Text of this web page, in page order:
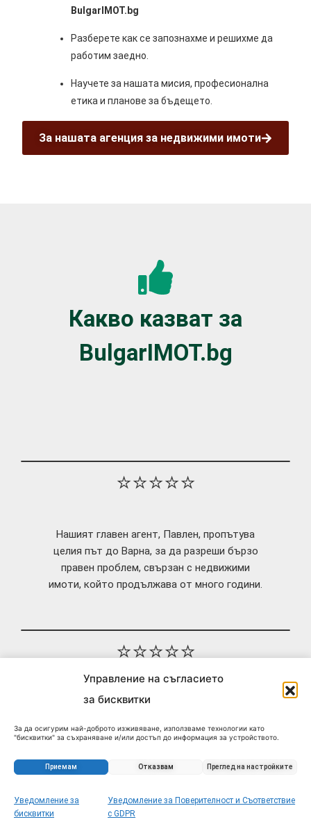
Управление на съгласието
за бисквитки
За да осигурим най-доброто изживяване, използваме технологии като
"бисквитки" за съхраняване и/или достъп до информация за устройството.
Несъгласието или оттеглянето на съгласието може да се отрази
неблагоприятно на определени функции и характеристики.
Приемам Отказвам Преглед на настройките
Уведомление за
бисквитки
Уведомление за Поверителност и Съответствие
с GDPR
BulgarIMOT.bg
Разберете как се запознахме и решихме да
работим заедно.
Научете за нашата мисия, професионална
етика и планове за бъдещето.
За нашата агенция за недвижими имоти
Какво казват за
BulgarIMOT.bg
⭐⭐⭐⭐⭐
Нашият главен агент, Павлен, пропътува
целия път до Варна, за да разреши бързо
правен проблем, свързан с недвижими
имоти, който продължава от много години.
⭐⭐⭐⭐⭐
“Горещо препоръчвам този човек, той ще работи
вас.
Абсолютно гарантирано.”
Запитване за този имот